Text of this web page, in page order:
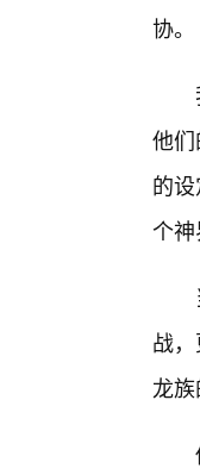
协。
他
的
个神
战
龙